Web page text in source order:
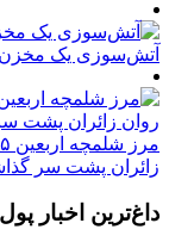
آتش‌سوزی یک
زائران پشت سر
داغ‌ترین اخبار